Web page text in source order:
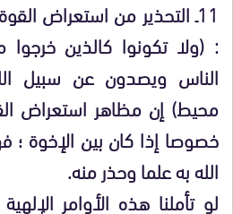
11ـ التحذير من استعراض
: (ولا تكونوا كالذين خرجوا
الناس ويصدون عن سبيل
محيط) إن مظاهر استعراض
خصوصا إذا كان بين الإخوة ؛
الله به علما وحذر منه.
لو تأملنا هذه الأوامر